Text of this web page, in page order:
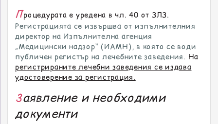
Процедурата е уредена в чл. 40 от ЗЛЗ.
Регистрацията се извършва от изпълнителния
директор на Изпълнителна агенция
„Медицински надзор“ (ИАМН), в която се води
публичен регистър на лечебните заведения. На
регистрираните лечебни заведения се издава
удостоверение за регистрация.
Заявление и необходими
документи